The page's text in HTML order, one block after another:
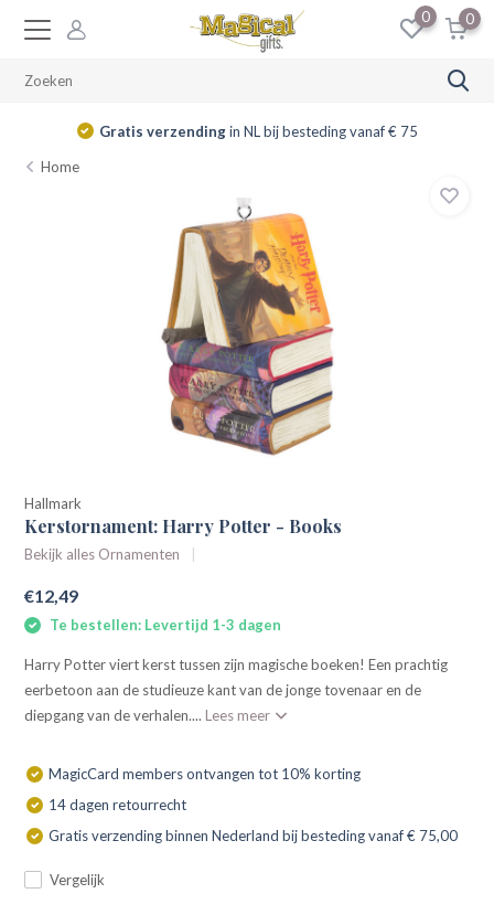
0 0
Gratis verzendingin NL bij besteding vanaf € 75
Home
Hallmark
Kerstornament: Harry Potter - Books
Bekijk alles Ornamenten
€12,49
Te bestellen: Levertijd 1-3 dagen
Harry Potter viert kerst tussen zijn magische boeken! Een prachtig
eerbetoon aan de studieuze kant van de jonge tovenaar en de
diepgang van de verhalen.... Lees meer
MagicCard members ontvangen tot 10% korting
14 dagen retourrecht
Gratis verzending binnen Nederland bij besteding vanaf € 75,00
Vergelijk